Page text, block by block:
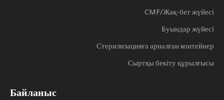
CMF/Жақ-бет жүйесі
Буындар жүйесі
Стерилизацияға арналған контейнер
Сыртқы бекіту құрылғысы
Байланыс